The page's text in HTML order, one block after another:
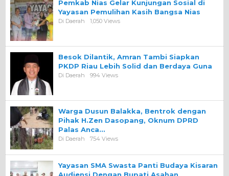
Pemkab Nias Gelar Kunjungan Sosial di
Yayasan Pemulihan Kasih Bangsa Nias
Di Daerah 1,050 Views
Besok Dilantik, Amran Tambi Siapkan
PKDP Riau Lebih Solid dan Berdaya Guna
Di Daerah 994 Views
Warga Dusun Balakka, Bentrok dengan
Pihak H.Zen Dasopang, Oknum DPRD
Palas Anca…
Di Daerah 754 Views
Yayasan SMA Swasta Panti Budaya Kisaran